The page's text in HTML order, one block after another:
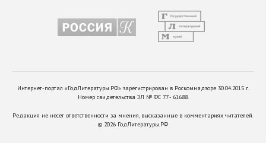
Интернет-портал «ГодЛитературы.РФ» зарегистрирован в Роскомнадзоре 30.04.2015 г.
Номер свидетельства ЭЛ № ФС 77 - 61688.
Редакция не несет ответственности за мнения, высказанные в комментариях читателей.
© 2026 ГодЛитературы.РФ